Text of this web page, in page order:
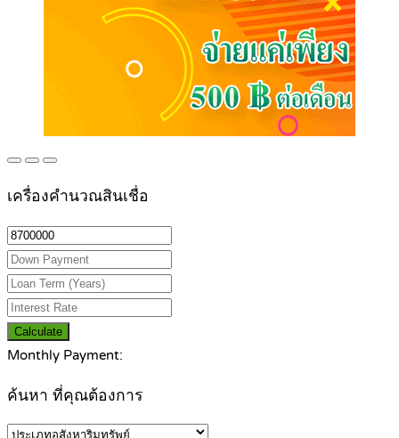
เครื่องคำนวณสินเชื่อ
Calculate
Monthly Payment:
ค้นหา ที่คุณต้องการ